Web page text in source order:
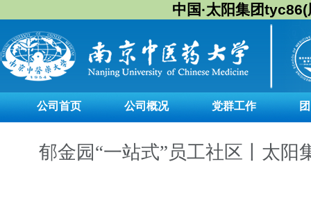
中国·太阳集团
公司首页 公司概况 党群工作
郁金园“一站式”员工社区丨太阳